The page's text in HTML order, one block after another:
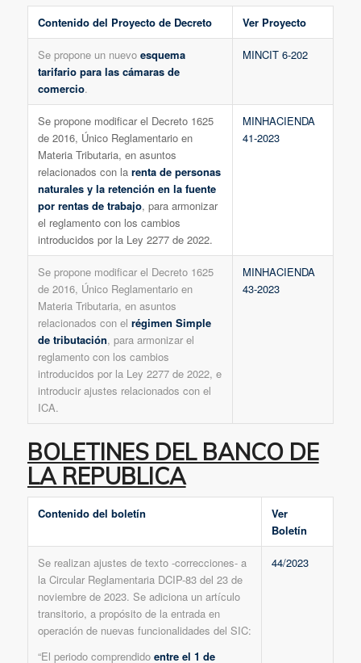
Contenido del Proyecto de Decreto Ver Proyecto
Se propone un nuevo esquema
tarifario para las cámaras de
comercio.
MINCIT 6-202
Se propone modificar el Decreto 1625
de 2016, Único Reglamentario en
Materia Tributaria, en asuntos
relacionados con la renta de personas
naturales y la retención en la fuente
por rentas de trabajo, para armonizar
el reglamento con los cambios
introducidos por la Ley 2277 de 2022.
MINHACIENDA
41-2023
Se propone modificar el Decreto 1625
de 2016, Único Reglamentario en
Materia Tributaria, en asuntos
relacionados con el régimen Simple
de tributación, para armonizar el
reglamento con los cambios
introducidos por la Ley 2277 de 2022, e
introducir ajustes relacionados con el
ICA.
MINHACIENDA
43-2023
BOLETINES DEL BANCO DE
LA REPUBLICA
Contenido del boletín
Ver
Boletín
Se realizan ajustes de texto -correcciones- a
la Circular Reglamentaria DCIP-83 del 23 de
noviembre de 2023. Se adiciona un artículo
transitorio, a propósito de la entrada en
operación de nuevas funcionalidades del SIC:
“El periodo comprendido entre el 1 de
44/2023